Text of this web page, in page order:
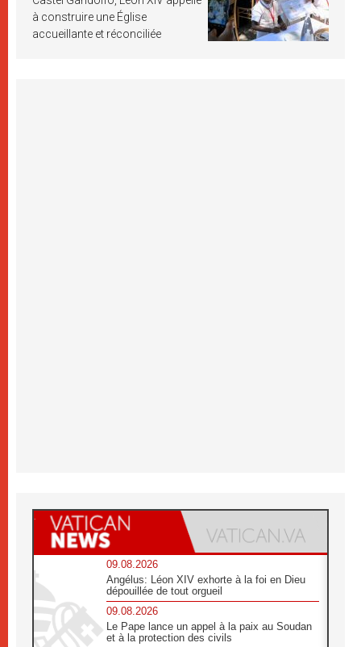
à construire une Église
accueillante et réconciliée
09.08.2026
Angélus: Léon XIV exhorte à la foi en Dieu
dépouillée de tout orgueil
09.08.2026
Le Pape lance un appel à la paix au Soudan
et à la protection des civils